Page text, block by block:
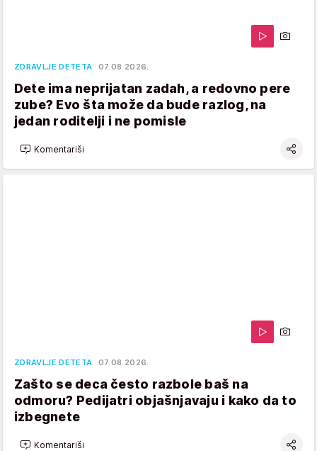
ZDRAVLJE DETETA 07.08.2026.
Dete ima neprijatan zadah, a redovno pere
zube? Evo šta može da bude razlog, na
jedan roditelji i ne pomisle
Komentariši
ZDRAVLJE DETETA 07.08.2026.
Zašto se deca često razbole baš na
odmoru? Pedijatri objašnjavaju i kako da to
izbegnete
Komentariši